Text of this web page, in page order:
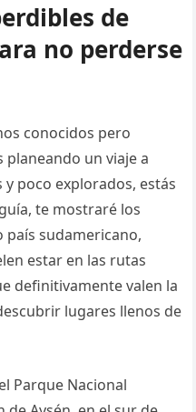
de
no perderse
conocidos pero
planeando un viaje a
y poco explorados, estás
te mostraré los
sudamericano,
estar en las rutas
definitivamente valen la
lugares llenos de
Parque Nacional